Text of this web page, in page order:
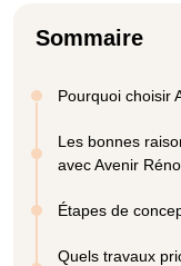
Sommaire
Pourquoi choisir
Les bonnes
avec Avenir
Étapes de
Quels travaux